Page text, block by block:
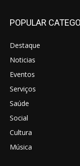
POPULAR
Destaque
Noticias
Eventos
Serviços
Saúde
Social
Cultura
Música